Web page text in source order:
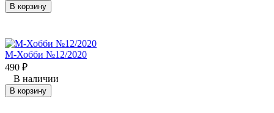
В корзину
М-Хобби №12/2020
490 ₽
В наличии
В корзину